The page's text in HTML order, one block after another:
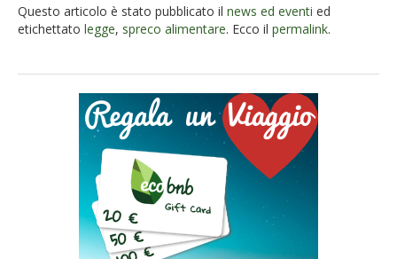
Questo articolo è stato pubblicato il news ed eventi ed
etichettato legge, spreco alimentare. Ecco il permalink.